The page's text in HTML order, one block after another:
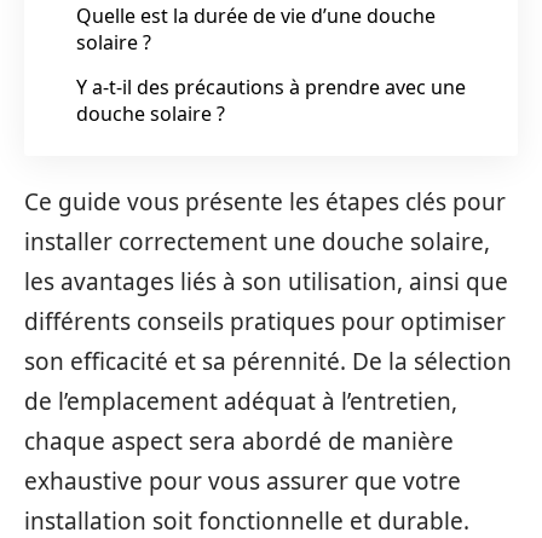
Quelle est la durée de vie d’une douche
solaire ?
Y a-t-il des précautions à prendre avec une
douche solaire ?
Ce guide vous présente les étapes clés pour
installer correctement une douche solaire,
les avantages liés à son utilisation, ainsi que
différents conseils pratiques pour optimiser
son efficacité et sa pérennité. De la sélection
de l’emplacement adéquat à l’entretien,
chaque aspect sera abordé de manière
exhaustive pour vous assurer que votre
installation soit fonctionnelle et durable.